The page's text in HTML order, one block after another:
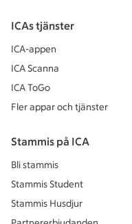
ICAs tjänster
ICA-appen
ICA Scanna
ICA ToGo
Fler appar och tjänster
Stammis på ICA
Bli stammis
Stammis Student
Stammis Husdjur